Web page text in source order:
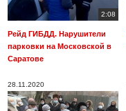
2:08
Рейд ГИБДД. Нарушители
парковки на Московской в
Саратове
28.11.2020